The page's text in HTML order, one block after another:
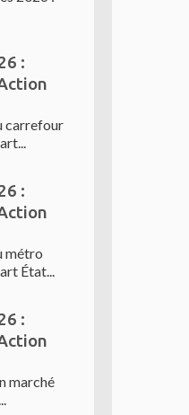
:
carrefour
:
métro
État...
:
marché